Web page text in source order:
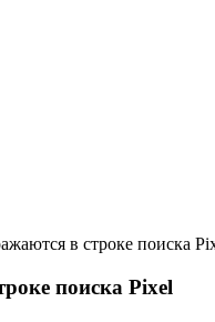
в строке поиска
поиска Pixel